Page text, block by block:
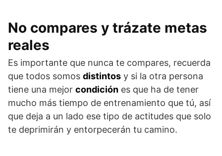
No compares y trázate metas
reales
Es importante que nunca te compares, recuerda
que todos somos distintos y si la otra persona
tiene una mejor condición es que ha de tener
mucho más tiempo de entrenamiento que tú, así
que deja a un lado ese tipo de actitudes que solo
te deprimirán y entorpecerán tu camino.